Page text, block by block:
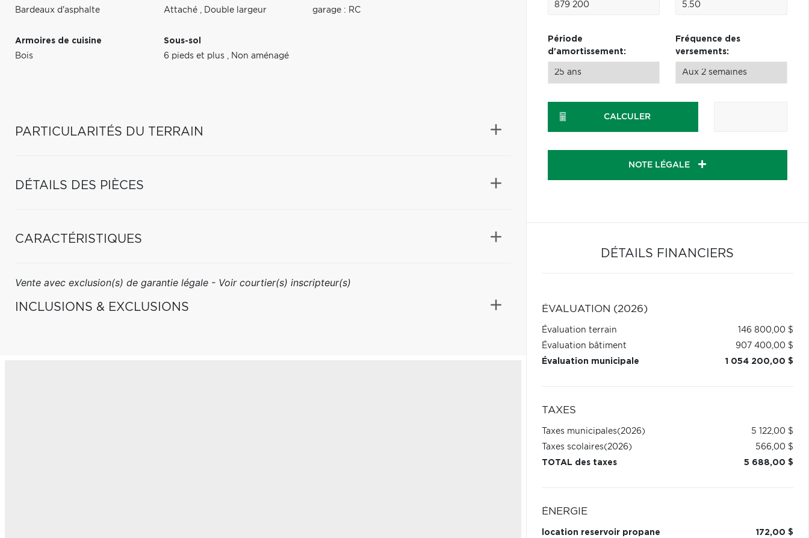
Bardeaux d'asphalte
Attaché , Double largeur
garage : RC
Armoires de cuisine
Bois
Sous-sol
6 pieds et plus , Non aménagé
PARTICULARITÉS DU TERRAIN
DÉTAILS DES PIÈCES
CARACTÉRISTIQUES
Vente avec exclusion(s) de garantie légale - Voir courtier(s) inscripteur(s)
INCLUSIONS & EXCLUSIONS
Période
d'amortissement:
Fréquence des
versements:
CALCULER
NOTE LÉGALE
DÉTAILS FINANCIERS
ÉVALUATION (2026)
Évaluation terrain
146 800,00 $
Évaluation bâtiment
907 400,00 $
Évaluation municipale
1 054 200,00 $
TAXES
Taxes municipales(2026)
5 122,00 $
Taxes scolaires(2026)
566,00 $
TOTAL des taxes
5 688,00 $
ÉNERGIE
location reservoir propane 172,00 $